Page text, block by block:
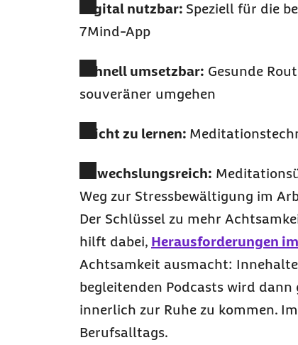
Digital nutzbar: Speziell für die
7Mind-App
Schnell umsetzbar: Gesunde
souveräner umgehen
Leicht zu lernen:
Abwechslungsreich:
Weg zur Stressbewältigung im
Der Schlüssel zu mehr
hilft dabei, Herausforderungen
Achtsamkeit ausmacht:
begleitenden Podcasts wird dann
innerlich zur Ruhe zu kommen.
Berufsalltags.